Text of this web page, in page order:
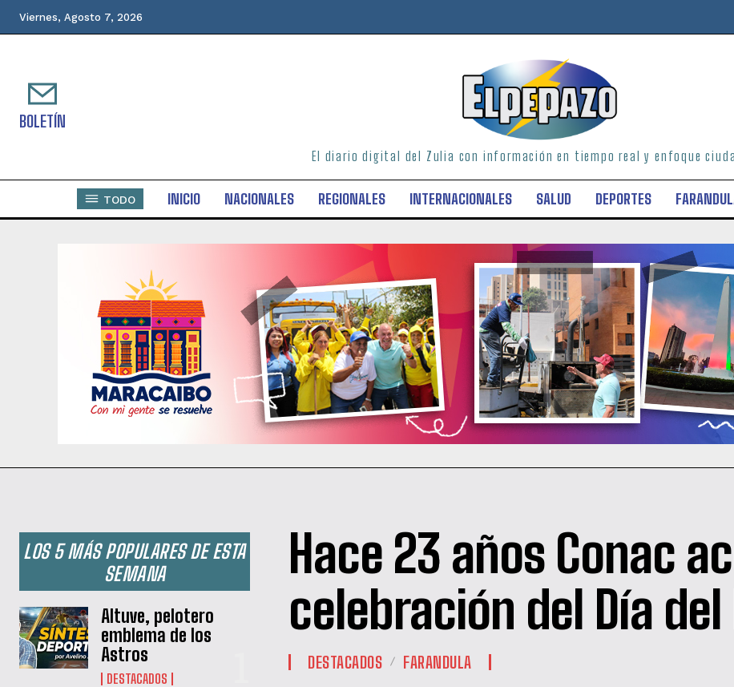
Viernes, Agosto 7, 2026
BOLETÍN
El diario digital del Zulia con información en tiempo real y enfoque
TODO INICIO NACIONALES REGIONALES INTERNACIONALES SALUD DEPORTES
LOS 5 MÁS POPULARES DE ESTA
SEMANA
Altuve, pelotero
emblema de los
Astros
DESTACADOS
Hace 23 años Conac
celebración del Día
DESTACADOS FARANDULA